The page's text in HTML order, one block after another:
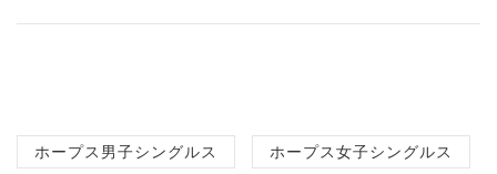
ホープス男子シングルス ホープス女子シングルス